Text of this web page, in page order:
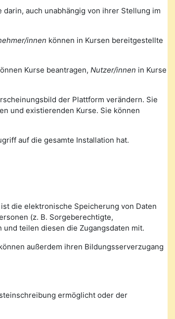
auch unabhängig von ihrer Stellung im
innen können in Kursen bereitgestellte
Kurse beantragen, Nutzer/innen in Kurse
der Plattform verändern. Sie
und existierenden Kurse. Sie können
auf die gesamte Installation hat.
die elektronische Speicherung von Daten
(z. B. Sorgeberechtigte,
teilen diesen die Zugangsdaten mit.
außerdem ihren Bildungsserverzugang
ermöglicht oder der